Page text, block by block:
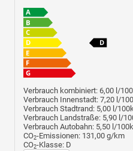
Verbrauch kombiniert: 6,00 l/
Verbrauch Innenstadt: 7,20 l/
Verbrauch Stadtrand: 5,00 l/
Verbrauch Landstraße: 5,90 l/
Verbrauch Autobahn: 5,50 l/
CO2-Emissionen: 131,00 g/km
CO2-Klasse: D